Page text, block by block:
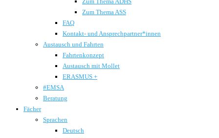
Zum Thema ASS
FAQ
Kontakt- und Ansprechpartner*innen
Austausch und Fahrten
Fahrtenkonzept
Austausch mit Mollet
ERASMUS +
#EMSA
Beratung
Fächer
Sprachen
Deutsch